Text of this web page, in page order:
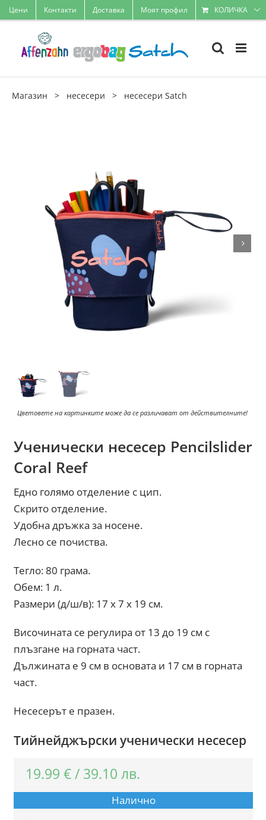
Skip
to
Цени Контакти Доставка Моят профил КОЛИЧКА
Магазин > несесери > несесери Satch
Цветовете на картинките може да се различават от действителните!
Ученически несесер Pencilslider
Coral Reef
Едно голямо отделение с цип.
Скрито отделение.
Удобна дръжка за носене.
Лесно се почиства.
Тегло: 80 грама.
Обем: 1 л.
Размери (д/ш/в): 17 x 7 x 19 см.
Височината се регулира от 13 до 19 см с
плъзгане на горната част.
Дължината е 9 см в основата и 17 см в горната
част.
Несесерът е празен.
Тийнейджърски ученически несесер
19.99€ / 39.10лв.
Налично